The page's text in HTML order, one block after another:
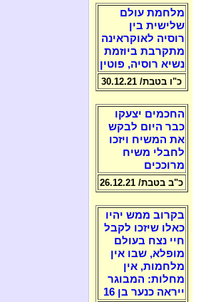
מלחמת עולם
שלישית בין
רוסיה לאוקראינה
מתקרבת ביוזמת
נשיא רוסיה, פוטין
כ"ו בטבת/ 30.12.21
החכמים יצעקו
כבר היום לבקש
את המשיח ויזכו
לחבלי משיח
מרוככים
כ"ב בטבת/ 26.12.21
בקרוב ממש יהיו
כאלו שיזכו לקבל
חיי נצח בעולם
מופלא, שבו אין
מלחמות, אין
מחלות: המבוגר
ייראה כנער בן 16